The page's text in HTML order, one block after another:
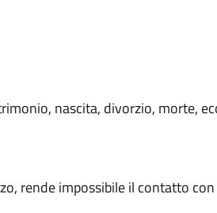
nascita, divorzio, morte,
rende impossibile il contatto